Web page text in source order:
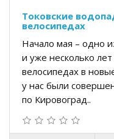
Токовские
велосипедах
Начало мая – одно
и уже несколько
велосипедах в
у нас были
по Кировоград..